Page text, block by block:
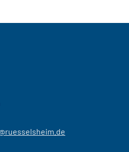
ruesselsheim de